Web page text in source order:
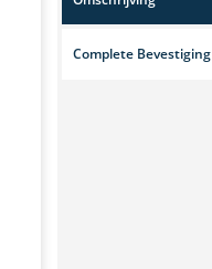
Complete Bevestiging